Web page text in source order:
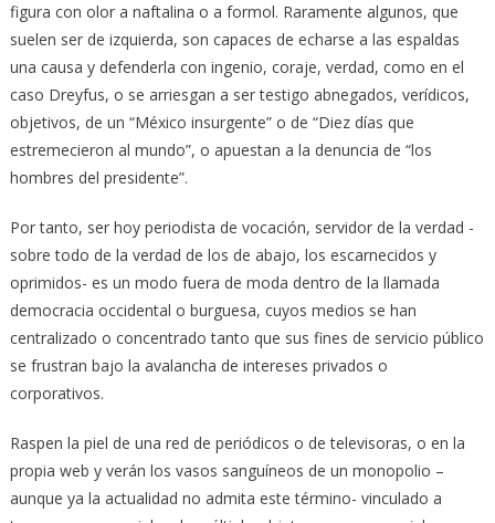
figura con olor a naftalina o a formol. Raramente algunos, que
suelen ser de izquierda, son capaces de echarse a las espaldas
una causa y defenderla con ingenio, coraje, verdad, como en el
caso Dreyfus, o se arriesgan a ser testigo abnegados, verídicos,
objetivos, de un “México insurgente” o de “Diez días que
estremecieron al mundo”, o apuestan a la denuncia de “los
hombres del presidente”.
Por tanto, ser hoy periodista de vocación, servidor de la verdad -
sobre todo de la verdad de los de abajo, los escarnecidos y
oprimidos- es un modo fuera de moda dentro de la llamada
democracia occidental o burguesa, cuyos medios se han
centralizado o concentrado tanto que sus fines de servicio público
se frustran bajo la avalancha de intereses privados o
corporativos.
Raspen la piel de una red de periódicos o de televisoras, o en la
propia web y verán los vasos sanguíneos de un monopolio –
aunque ya la actualidad no admita este término- vinculado a